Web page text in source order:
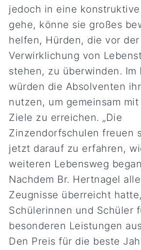
jedoch in eine
gehe, könne sie großes
helfen, Hürden, die vor der
Verwirklichung von
stehen, zu überwinden. Im
würden die Absolventen
nutzen, um gemeinsam
Ziele zu erreichen. „Die
Zinzendorfschulen freuen
jetzt darauf zu erfahren,
weiteren Lebensweg
Nachdem Br. Hertnagel
Zeugnisse überreicht
Schülerinnen und Schüler
besonderen Leistungen
Den Preis für die beste